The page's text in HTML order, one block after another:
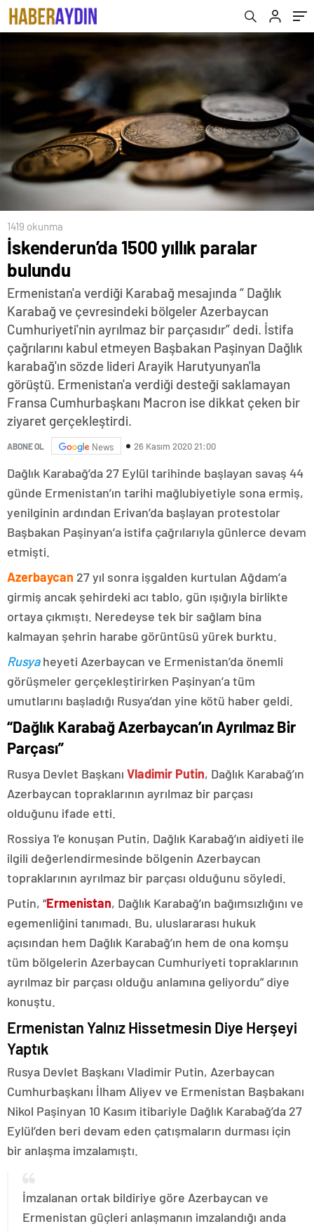
1419 okunma
İskenderun’da 1500 yıllık paralar
bulundu
Ermenistan'a verdiği Karabağ mesajında “ Dağlık
Karabağ ve çevresindeki bölgeler Azerbaycan
Cumhuriyeti'nin ayrılmaz bir parçasıdır” dedi. İstifa
çağrılarını kabul etmeyen Başbakan Paşinyan Dağlık
karabağ'ın sözde lideri Arayik Harutyunyan'la
görüştü. Ermenistan'a verdiği desteği saklamayan
Fransa Cumhurbaşkanı Macron ise dikkat çeken bir
ziyaret gerçekleştirdi.
ABONE OL News 26 Kasım 2020 21:00
Dağlık Karabağ’da 27 Eylül tarihinde başlayan savaş 44
günde Ermenistan’ın tarihi mağlubiyetiyle sona ermiş,
yenilginin ardından Erivan’da başlayan protestolar
Başbakan Paşinyan’a istifa çağrılarıyla günlerce devam
etmişti.
Azerbaycan 27 yıl sonra işgalden kurtulan Ağdam’a
girmiş ancak şehirdeki acı tablo, gün ışığıyla birlikte
ortaya çıkmıştı. Neredeyse tek bir sağlam bina
kalmayan şehrin harabe görüntüsü yürek burktu.
Rusyaheyeti Azerbaycan ve Ermenistan’da önemli
görüşmeler gerçekleştirirken Paşinyan’a tüm
umutlarını başladığı Rusya’dan yine kötü haber geldi.
“Dağlık Karabağ Azerbaycan’ın Ayrılmaz Bir
Parçası”
Rusya Devlet Başkanı Vladimir Putin, Dağlık Karabağ’ın
Azerbaycan topraklarının ayrılmaz bir parçası
olduğunu ifade etti.
Rossiya 1’e konuşan Putin, Dağlık Karabağ’ın aidiyeti ile
ilgili değerlendirmesinde bölgenin Azerbaycan
topraklarının ayrılmaz bir parçası olduğunu söyledi.
Putin, “Ermenistan, Dağlık Karabağ’ın bağımsızlığını ve
egemenliğini tanımadı. Bu, uluslararası hukuk
açısından hem Dağlık Karabağ’ın hem de ona komşu
tüm bölgelerin Azerbaycan Cumhuriyeti topraklarının
ayrılmaz bir parçası olduğu anlamına geliyordu” diye
konuştu.
Ermenistan Yalnız Hissetmesin Diye Herşeyi
Yaptık
Rusya Devlet Başkanı Vladimir Putin, Azerbaycan
Cumhurbaşkanı İlham Aliyev ve Ermenistan Başbakanı
Nikol Paşinyan 10 Kasım itibariyle Dağlık Karabağ’da 27
Eylül’den beri devam eden çatışmaların durması için
bir anlaşma imzalamıştı.
İmzalanan ortak bildiriye göre Azerbaycan ve
Ermenistan güçleri anlaşmanın imzalandığı anda